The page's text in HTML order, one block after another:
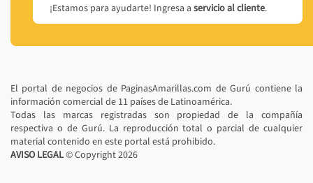
¡Estamos para ayudarte! Ingresa a servicio al cliente.
El portal de negocios de PaginasAmarillas.com de Gurú contiene la
información comercial de 11 países de Latinoamérica.
Todas las marcas registradas son propiedad de la compañía
respectiva o de Gurú. La reproducción total o parcial de cualquier
material contenido en este portal está prohibido.
AVISO LEGAL© Copyright2026